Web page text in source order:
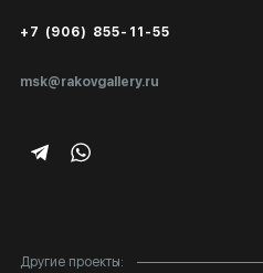
msk@rakovgallery.ru
+7 (906) 855-11-55
Другие проекты:
Экспертиза/Вывоз за границу
Подарочные сертификаты